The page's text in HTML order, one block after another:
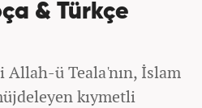
& Türkçe
Allah-ü Teala'nın, İslam
kıymetli